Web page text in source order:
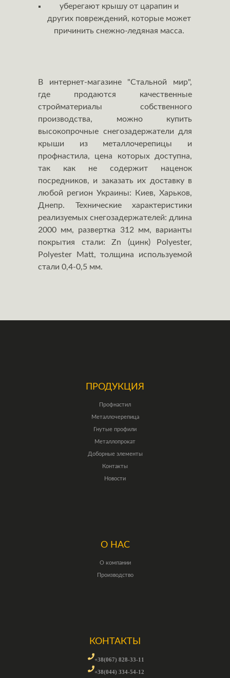
уберегают крышу от царапин и
других повреждений, которые может
причинить снежно-ледяная масса.
В интернет-магазине "Стальной мир",
где продаются качественные
стройматериалы собственного
производства, можно купить
высокопрочные снегозадержатели для
крыши из металлочерепицы и
профнастила, цена которых доступна,
так как не содержит наценок
посредников, и заказать их доставку в
любой регион Украины: Киев, Харьков,
Днепр. Технические характеристики
реализуемых снегозадержателей: длина
2000 мм, развертка 312 мм, варианты
покрытия стали: Zn (цинк) Polyester,
Polyester Matt, толщина используемой
стали 0,4-0,5 мм.
ПРОДУКЦИЯ
Профнастил
Металлочерепица
Гнутые профили
Металлопрокат
Доборные элементы
Контакты
Новости
О НАС
О компании
Производство
КОНТАКТЫ
+38(067) 828-33-11
+38(044) 334-54-12